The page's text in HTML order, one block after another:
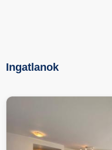
Ingatlanok